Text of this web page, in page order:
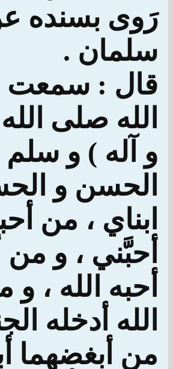
رَوى بسنده
سلمان .
قال :
الله صلى
و آله ) و
الحسن و
ابناي ، من
أحبَّني ، و من
أحبه الله ،
الله أدخله
من أبغضهما